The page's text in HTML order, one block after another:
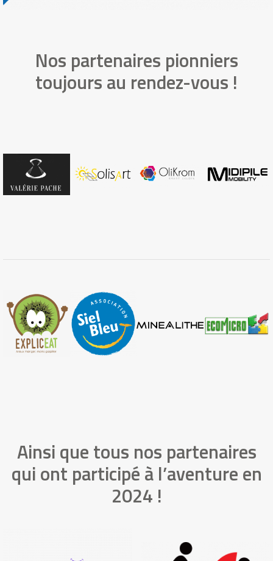
Nos partenaires pionniers
toujours au rendez-vous !
Ainsi que tous nos partenaires
qui ont participé à l’aventure en
2024 !